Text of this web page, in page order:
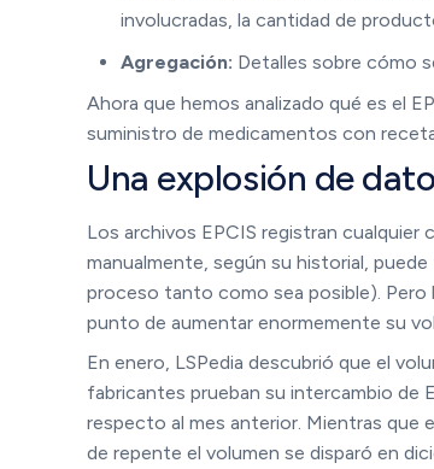
involucradas, la cantidad de
Agregación: Detalles sobre cómo
Ahora que hemos analizado qué es el
suministro de medicamentos con
Una explosión de
Los archivos EPCIS registran
manualmente, según su historial,
proceso tanto como sea posible). Pero
punto de aumentar enormemente su
En enero, LSPedia descubrió que el
fabricantes prueban su intercambio de
respecto al mes anterior. Mientras que
de repente el volumen se disparó en